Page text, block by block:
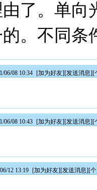
了。单向
。不同条
06/08 10:34 [加为好友][发送消息][
06/08 10:43 [加为好友][发送消息][
12 13:19 [加为好友][发送消息][